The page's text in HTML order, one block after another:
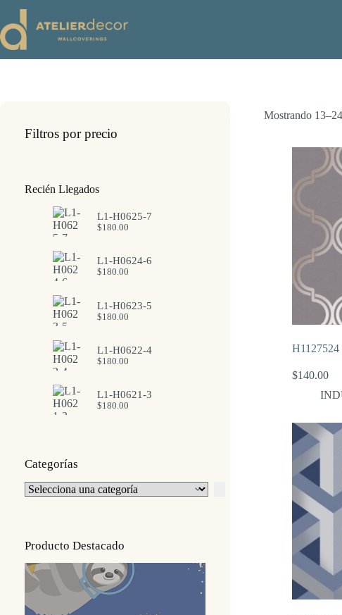
contenido
Mostrando
H1127524
$140.00
Filtros por precio
Recién Llegados
L1-H0625-7
$180.00
L1-H0624-6
$180.00
L1-H0623-5
$180.00
L1-H0622-4
$180.00
L1-H0621-3
$180.00
Categorías
Selecciona
una
Producto Destacado